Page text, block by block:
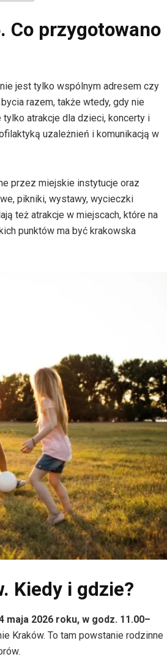
Co przygotowano
jest tylko wspólnym adresem czy
razem, także wtedy, gdy nie
atrakcje dla dzieci, koncerty i
uzależnień i komunikacją w
przez miejskie instytucje oraz
pikniki, wystawy, wycieczki
też atrakcje w miejscach, które na
punktów ma być krakowska
Kiedy i gdzie?
maja 2026 roku, w godz. 11.00–
Kraków. To tam powstanie rodzinne